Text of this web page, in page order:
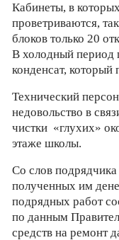
Кабинеты, в
проветриваются,
блоков только 20
В холодный период
конденсат, который
Технический
недовольство в
чистки «глухих»
этаже школы.
Со слов подрядчика
полученных им
подрядных работ
по данным
средств на ремонт